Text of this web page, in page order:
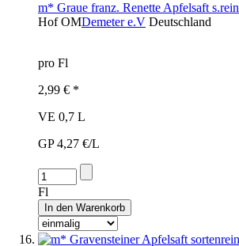
m* Graue franz. Renette Apfelsaft s.rein
Hof OMDemeter e.V Deutschland
pro Fl
2,99 € *
VE 0,7 L
GP 4,27 €/L
Fl